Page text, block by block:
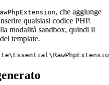
, che aggiunge
qualsiasi codice PHP.
modalità sandbox, quindi il
template.